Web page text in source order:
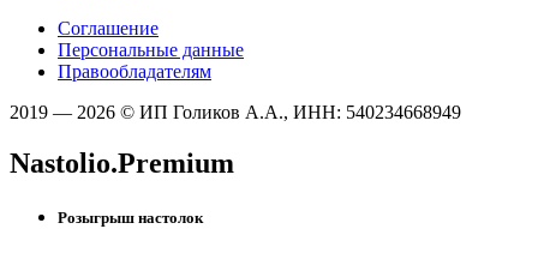
Соглашение
Персональные данные
Правообладателям
2019 — 2026 © ИП Голиков А.А., ИНН: 540234668949
Nastolio.Premium
Розыгрыш настолок